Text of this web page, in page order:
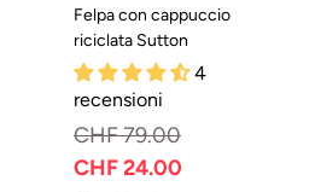
Felpa con cappuccio
riciclata Sutton
4
recensioni
Prezzo
CHF 79.00
Prezzo
CHF 24.00